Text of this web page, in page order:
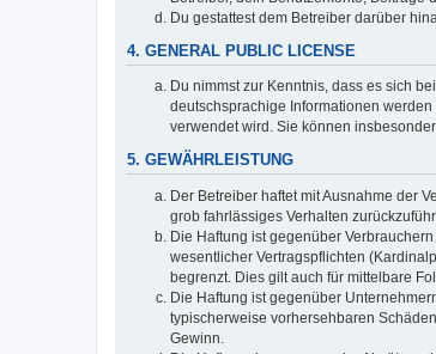
Du gestattest dem Betreiber darüber
4. GENERAL PUBLIC LICENSE
Du nimmst zur Kenntnis, dass es sich
deutschsprachige Informationen
verwendet wird. Sie können
5. GEWÄHRLEISTUNG
Der Betreiber haftet mit Ausnahme der
grob fahrlässiges Verhalten
Die Haftung ist gegenüber
wesentlicher Vertragspflichten
begrenzt. Dies gilt auch für mittelbare
Die Haftung ist gegenüber
typischerweise vorhersehbaren
Gewinn.